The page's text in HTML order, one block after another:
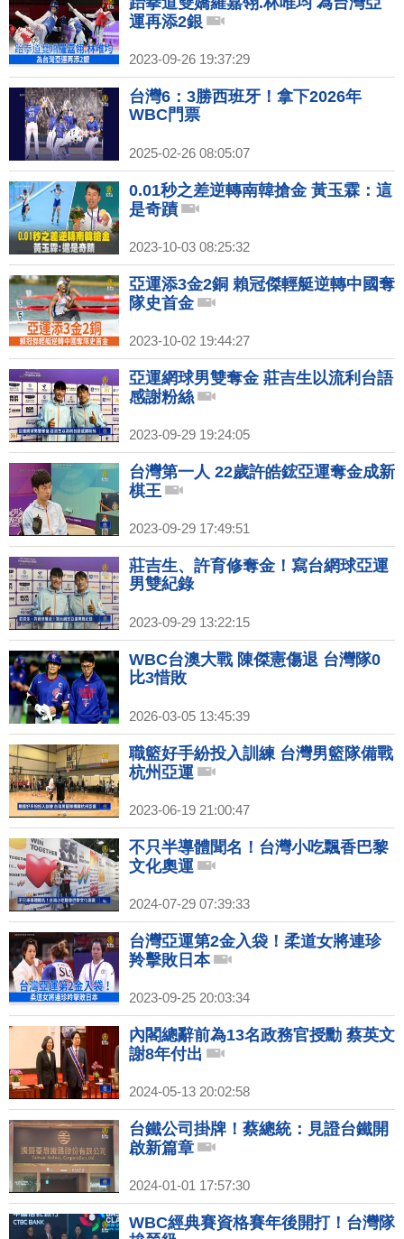
運再添2銀
2023-09-26 19:37:29
台灣6：3勝西班牙！拿下2026年
WBC門票
2025-02-26 08:05:07
0.01秒之差逆轉南韓搶金 黃玉霖：這
是奇蹟
2023-10-03 08:25:32
亞運添3金2銅 賴冠傑輕艇逆轉中國奪
隊史首金
2023-10-02 19:44:27
亞運網球男雙奪金 莊吉生以流利台語
感謝粉絲
2023-09-29 19:24:05
台灣第一人 22歲許皓鋐亞運奪金成新
棋王
2023-09-29 17:49:51
莊吉生、許育修奪金！寫台網球亞運
男雙紀錄
2023-09-29 13:22:15
WBC台澳大戰 陳傑憲傷退 台灣隊0
比3惜敗
2026-03-05 13:45:39
職籃好手紛投入訓練 台灣男籃隊備戰
杭州亞運
2023-06-19 21:00:47
不只半導體聞名！台灣小吃飄香巴黎
文化奧運
2024-07-29 07:39:33
台灣亞運第2金入袋！柔道女將連珍
羚擊敗日本
2023-09-25 20:03:34
內閣總辭前為13名政務官授勳 蔡英文
謝8年付出
2024-05-13 20:02:58
台鐵公司掛牌！蔡總統：見證台鐵開
啟新篇章
2024-01-01 17:57:30
WBC經典賽資格賽年後開打！台灣隊